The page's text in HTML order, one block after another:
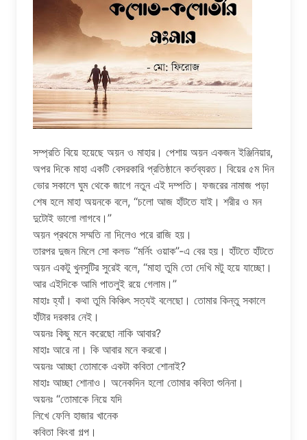
সম্প্রতি বিয়ে হয়েছে অয়ন ও মাহার। পেশায় অয়ন একজন ইঞ্জিনিয়ার,
অপর দিকে মাহা একটি বেসরকারি প্রতিষ্ঠানে কর্তব্যরত। বিয়ের ৫ম দিন
ভোর সকালে ঘুম থেকে জাগে নতুন এই দম্পতি। ফজরের নামাজ পড়া
শেষ হলে মাহা অয়নকে বলে, “চলো আজ হাঁটতে যাই। শরীর ও মন
দুটোই ভালো লাগবে।”
অয়ন প্রথমে সম্মতি না দিলেও পরে রাজি হয়।
তারপর দুজন মিলে সো কলড “মর্নিং ওয়াক”-এ বের হয়। হাঁটতে হাঁটতে
অয়ন একটু খুনসুটির সুরেই বলে, “মাহা তুমি তো দেখি মটু হয়ে যাচ্ছো।
আর এইদিকে আমি পাতলুই রয়ে গেলাম।”
মাহাঃ হ্যাঁ। কথা তুমি কিঞ্চিৎ সত্যই বলেছো। তোমার কিন্তু সকালে
হাঁটার দরকার নেই।
অয়নঃ কিছু মনে করেছো নাকি আবার?
মাহাঃ আরে না। কি আবার মনে করবো।
অয়নঃ আচ্ছা তোমাকে একটা কবিতা শোনাই?
মাহাঃ আচ্ছা শোনাও। অনেকদিন হলো তোমার কবিতা শুনিনা।
অয়নঃ “তোমাকে নিয়ে যদি
লিখে ফেলি হাজার খানেক
কবিতা কিংবা গল্প।